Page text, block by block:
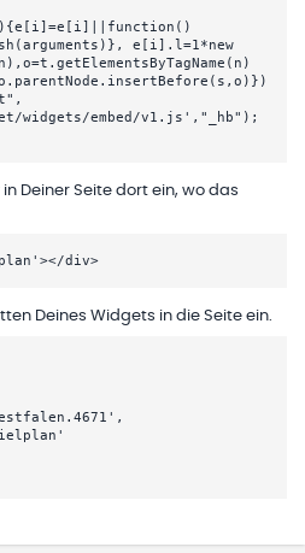
e[i].l=1*new
widgets/embed/v1.js',"_hb");
Deiner Seite dort ein, wo das
div>
Deines Widgets in die Seite ein.